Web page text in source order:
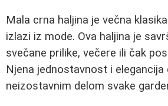
Mala crna haljina je večna
izlazi iz mode. Ova haljina je
svečane prilike, večere ili čak
Njena jednostavnost i elegancija
neizostavnim delom svake